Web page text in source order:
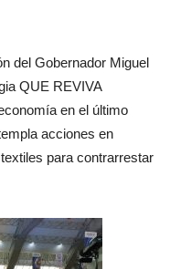
del Gobernador Miguel
QUE REVIVA
en el último
acciones en
para contrarrestar